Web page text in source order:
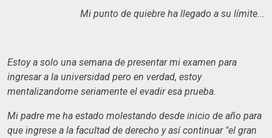
Mi punto de quiebre ha llegado a su límite...
Estoy a solo una semana de presentar mi examen para
ingresar a la universidad pero en verdad, estoy
mentalizandome seriamente el evadir esa prueba.
Mi padre me ha estado molestando desde inicio de año para
que ingrese a la facultad de derecho y así continuar "el gran